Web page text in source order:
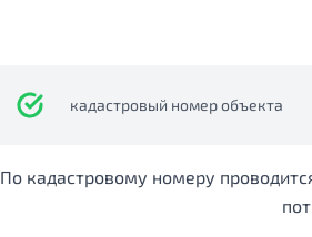
кадастровый номер объекта
По кадастровому номеру